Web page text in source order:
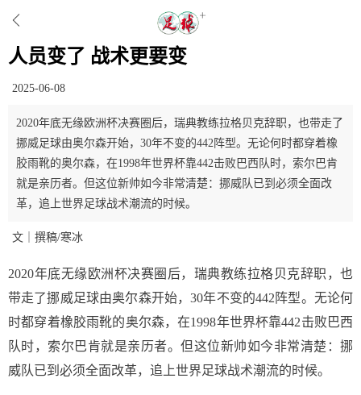
人员变了 战术更要变
2025-06-08
2020年底无缘欧洲杯决赛圈后，瑞典教练拉格贝克辞职，也带走了
挪威足球由奥尔森开始，30年不变的442阵型。无论何时都穿着橡
胶雨靴的奥尔森，在1998年世界杯靠442击败巴西队时，索尔巴肯
就是亲历者。但这位新帅如今非常清楚：挪威队已到必须全面改
革，追上世界足球战术潮流的时候。
文｜撰稿/寒冰
2020年底无缘欧洲杯决赛圈后，瑞典教练拉格贝克辞职，也
带走了挪威足球由奥尔森开始，30年不变的442阵型。无论何
时都穿着橡胶雨靴的奥尔森，在1998年世界杯靠442击败巴西
队时，索尔巴肯就是亲历者。但这位新帅如今非常清楚：挪
威队已到必须全面改革，追上世界足球战术潮流的时候。